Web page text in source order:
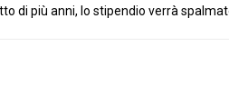
di più anni, lo stipendio verrà